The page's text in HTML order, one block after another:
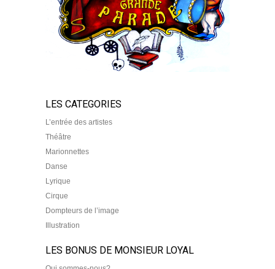
LES CATEGORIES
L’entrée des artistes
Théâtre
Marionnettes
Danse
Lyrique
Cirque
Dompteurs de l’image
Illustration
LES BONUS DE MONSIEUR LOYAL